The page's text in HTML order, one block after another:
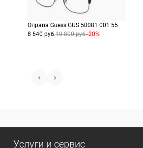
Оправа Guess GUS 50081 001 55
8 640 руб.10 800 руб.-20%
Услуги и сервис